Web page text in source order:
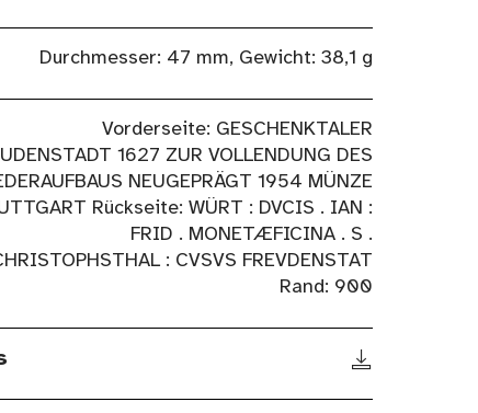
Durchmesser: 47 mm, Gewicht: 38,1 g
Vorderseite: GESCHENKTALER
1627 ZUR VOLLENDUNG DES
NEUGEPRÄGT 1954 MÜNZE
Rückseite: WÜRT : DVCIS . IAN :
FRID . MONETÆFICINA . S .
: CVSVS FREVDENSTAT
Rand: 900